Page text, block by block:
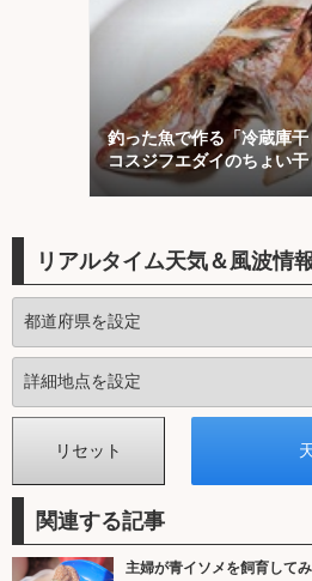
釣った魚で作る「冷蔵庫
コスジフエダイのちょい干
リアルタイム天気＆風波情
関連する記事
主婦が青イソメを飼育して